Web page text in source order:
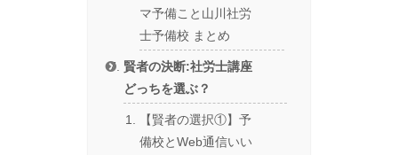
マ予備こと山川社労
士予備校 まとめ
賢者の決断:社労士講座
どっちを選ぶ？
【賢者の選択①】予
備校とWeb通信いい